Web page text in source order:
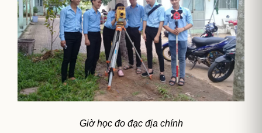
Giờ học đo đạc địa chính